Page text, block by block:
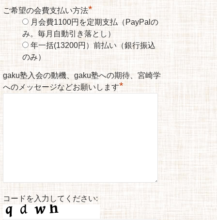
ご希望の会費支払い方法*
月会費1100円を定期支払（PayPalの
み。毎月自動引き落とし）
年一括(13200円）前払い（銀行振込
のみ）
gaku塾入会の動機、gaku塾への期待、宮崎学
へのメッセージなどお願いします*
コードを入力してください: